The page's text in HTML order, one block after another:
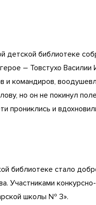
детской библиотеке
– Товстухо
и командиров,
но он не покинул
прониклись и
библиотеке стало
Участниками
школы № 3».